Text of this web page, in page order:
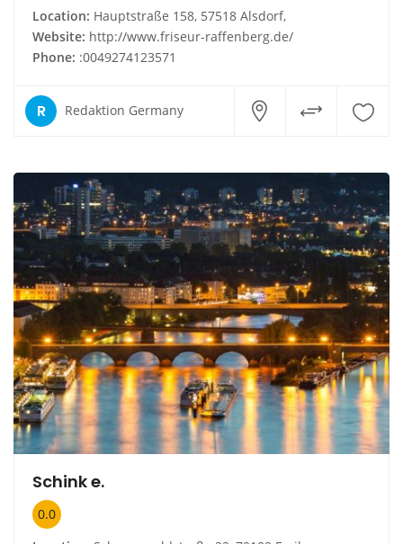
Location: Hauptstraße 158, 57518 Alsdorf,
Website: http://www.friseur-raffenberg.de/
Phone: :0049274123571
R Redaktion Germany
Schink e.
0.0